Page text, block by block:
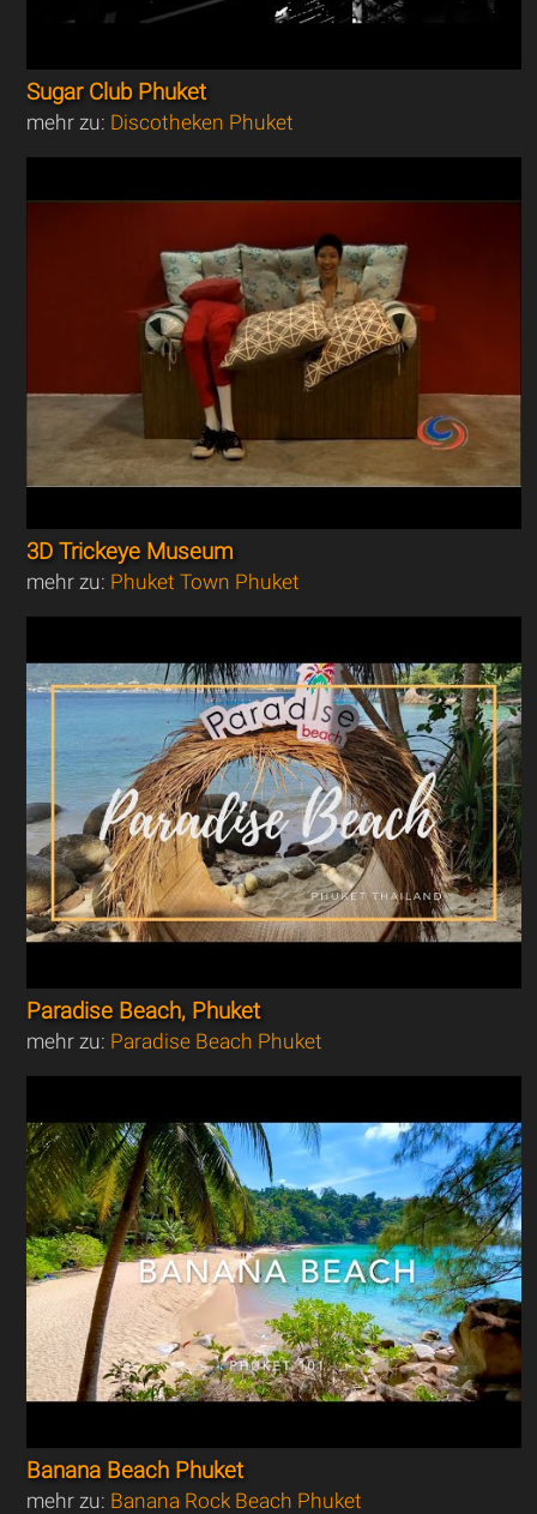
Sugar Club Phuket
mehr zu: Discotheken Phuket
3D Trickeye Museum
mehr zu: Phuket Town Phuket
Paradise Beach, Phuket
mehr zu: Paradise Beach Phuket
Banana Beach Phuket
mehr zu: Banana Rock Beach Phuket